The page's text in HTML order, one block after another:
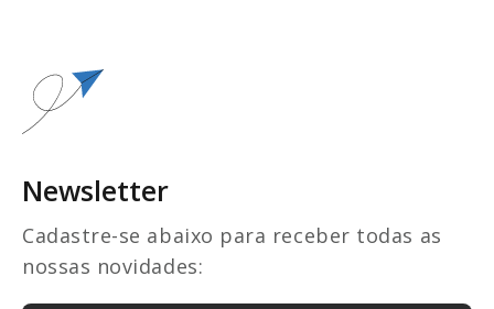
Newsletter
Cadastre-se abaixo para receber todas as
nossas novidades: